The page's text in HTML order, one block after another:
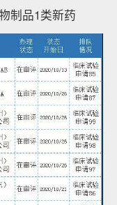
制品1类新药